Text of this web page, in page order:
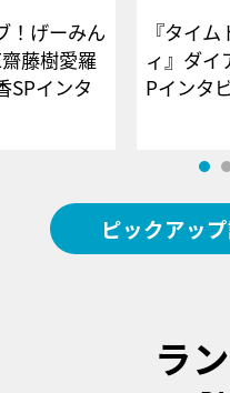
！げーみん
藤樹愛羅
SPインタ
『タイ
ィ』ダイ
Pイン
ピックアッ
ラ